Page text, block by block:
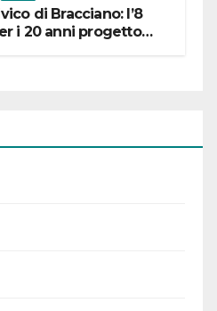
di Bracciano: l’8
i 20 anni progetto